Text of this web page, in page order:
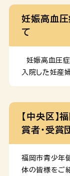
も・子育て施
計画、子ども
ども・若者育
行防止・健全
る」、背振少
護に関するこ
支援が必要な
妊娠高血
て
妊娠高血圧
入院した妊産
母体又は胎児
な医療を受け
５．前年の所
に属する方 ６
設への入所措
【中央区
賞者・受賞
福岡市青少年
体の皆様をご